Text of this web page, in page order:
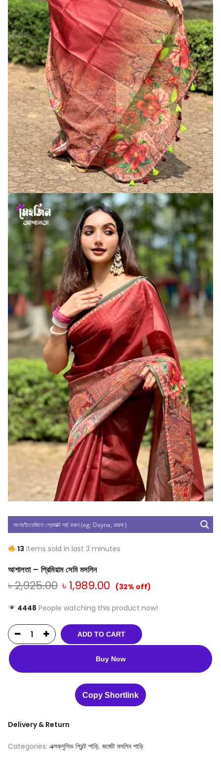
13Items sold in last 3 minutes
আশালতা – প্রিমিয়াম সেমি মসলিন
৳2,925.00 ৳ 1,989.00 (32% off)
4448 People watching this product now!
ADD TO CART
Buy Now
Copy Shortlink
Delivery & Return
Categories: এক্সক্লুসিভ প্রিন্ট শাড়ি, জর্জেট মসলিন শাড়ি